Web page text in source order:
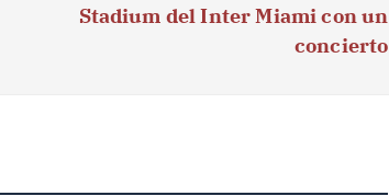
Stadium del Inter Miami con un
concierto